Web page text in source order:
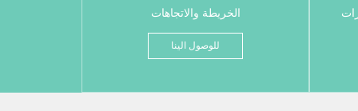
الخريطة والاتجاهات
للوصول الينا